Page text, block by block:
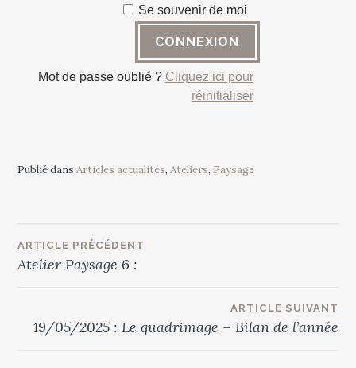
Se souvenir de moi
Mot de passe oublié ? Cliquez ici pour
réinitialiser
Publié dansArticles actualités,Ateliers, Paysage
Navigation
l’article
ARTICLE PRÉCÉDENT
Atelier Paysage 6 :
ARTICLE SUIVANT
19/05/2025 : Le quadrimage – Bilan de l’année